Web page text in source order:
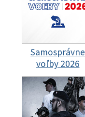
Samosprávne
voľby 2026